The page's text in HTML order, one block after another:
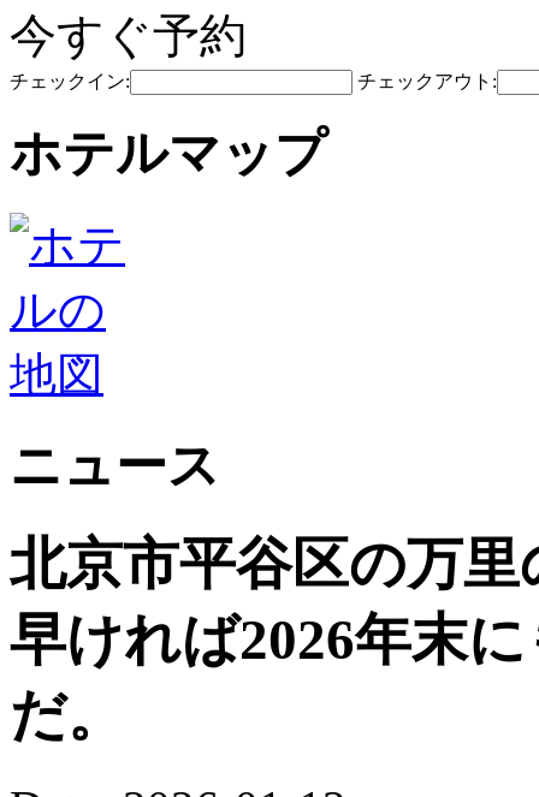
今すぐ予約
チェックイン: チェックアウト:
ホテルマップ
ニュース
北京市平谷区の万
早ければ2026年末
だ。